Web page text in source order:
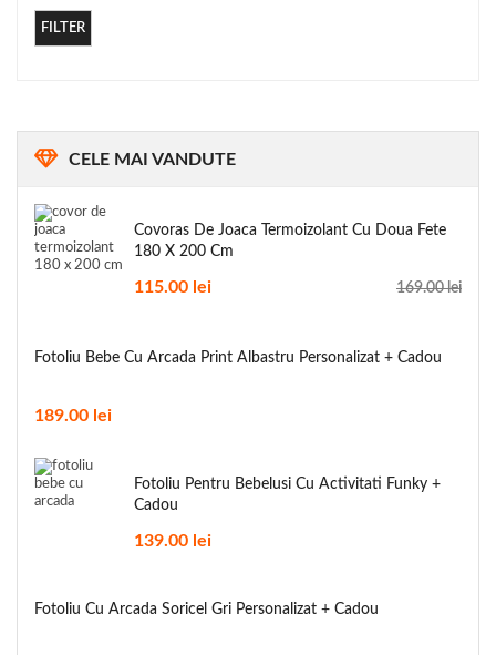
FILTER
CELE MAI VANDUTE
Covoras De Joaca Termoizolant Cu Doua Fete
180 X 200 Cm
169.00lei
115.00 lei
Fotoliu Bebe Cu Arcada Print Albastru Personalizat + Cadou
189.00 lei
Fotoliu Pentru Bebelusi Cu Activitati Funky +
Cadou
139.00 lei
Fotoliu Cu Arcada Soricel Gri Personalizat + Cadou